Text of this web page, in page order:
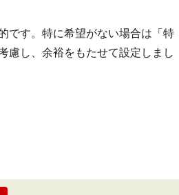
です。特に希望がない場合は「特
慮し、余裕をもたせて設定しまし